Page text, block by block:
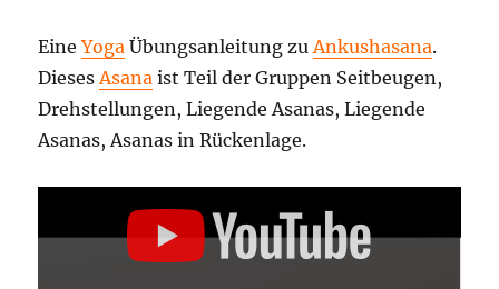
EineYoga Übungsanleitung zuAnkushasana.
DiesesAsana ist Teil der Gruppen Seitbeugen,
Drehstellungen, Liegende Asanas, Liegende
Asanas, Asanas in Rückenlage.
„ANKUSHASANA
LEXIKON